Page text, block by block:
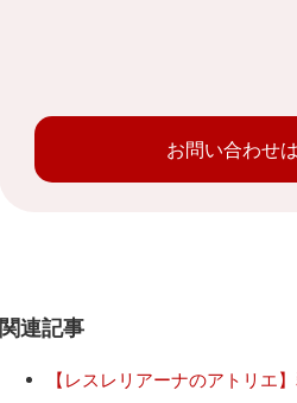
お問い合わせ
関連記事
【レスレリアーナのアトリエ